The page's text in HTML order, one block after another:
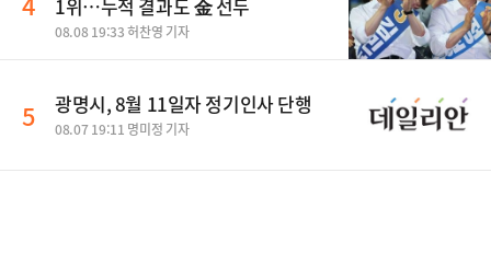
1위…누적 결과도 金 선두
08.08 19:33 허찬영 기자
5 광명시, 8월 11일자 정기인사 단행
08.07 19:11 명미정 기자